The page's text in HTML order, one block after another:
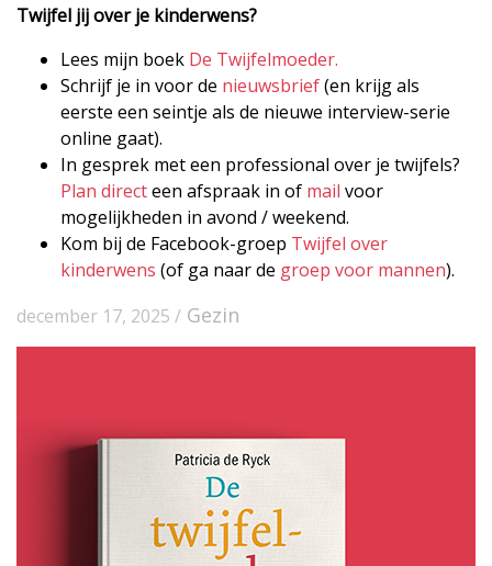
Twijfel jij over je kinderwens?
Lees mijn boek De Twijfelmoeder.
Schrijf je in voor de nieuwsbrief(en krijg als
eerste een seintje als de nieuwe interview-serie
online gaat).
In gesprek met een professional over je twijfels?
Plan directeen afspraak in of mail voor
mogelijkheden in avond / weekend.
Kom bij de Facebook-groep Twijfel over
kinderwens (of ga naar de groep voor mannen).
december 17, 2025 / Gezin